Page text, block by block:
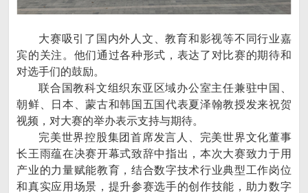
大赛吸引了国内外人文、教育和影视等不同行业嘉
宾的关注。他们通过各种形式，表达了对比赛的期待和
对选手们的鼓励。
联合国教科文组织东亚区域办公室主任兼驻中国、
朝鲜、日本、蒙古和韩国五国代表夏泽翰教授发来祝贺
视频，对大赛的举办表示支持与期待。
完美世界控股集团首席发言人、完美世界文化董事
长王雨蕴在决赛开幕式致辞中指出，本次大赛致力于用
产业的力量赋能教育，结合数字技术行业典型工作岗位
和真实应用场景，提升参赛选手的创作技能，助力数字